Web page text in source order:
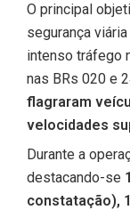
O principal
segurança
intenso tráfego
nas BRs 020 e
flagraram
velocidades
Durante a
destacando-se
constatação),